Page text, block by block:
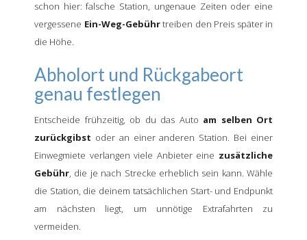
schon hier: falsche Station, ungenaue Zeiten oder eine
vergessene Ein-Weg-Gebührtreiben den Preis später in
die Höhe.
Abholort und Rückgabeort
genau festlegen
Entscheide frühzeitig, ob du das Auto am selben Ort
zurückgibst oder an einer anderen Station. Bei einer
Einwegmiete verlangen viele Anbieter eine zusätzliche
Gebühr, die je nach Strecke erheblich sein kann. Wähle
die Station, die deinem tatsächlichen Start- und Endpunkt
am nächsten liegt, um unnötige Extrafahrten zu
vermeiden.